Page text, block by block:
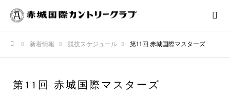
新着情報 競技スケジュール 第11回 赤城国際マスターズ
第11回 赤城国際マスターズ